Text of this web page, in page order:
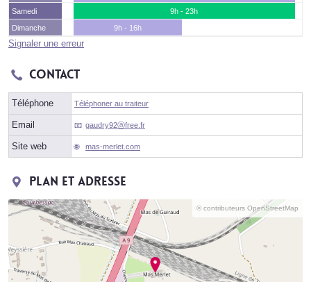
Samedi
9h - 23h
Dimanche
9h - 16h
Signaler une erreur
Contact
Téléphone Téléphoner au traiteur
Email gaudry92ⓐfree.fr
Site web mas-merlet.com
Plan et adresse
© contributeurs OpenStreetMap